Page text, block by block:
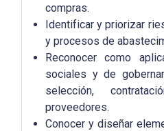
compras.
Identificar y priorizar
y procesos de
Reconocer como
sociales y de
selección,
proveedores.
Conocer y diseñar